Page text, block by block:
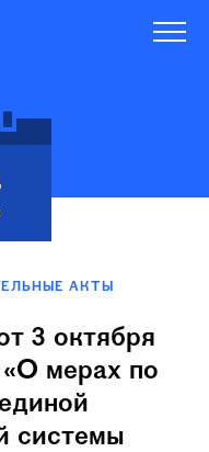
АКТЫ
3 октября
мерах по
системы